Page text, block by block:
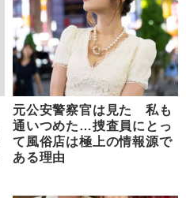
元公安警察官は見た 私も
通いつめた…捜査員にとっ
て風俗店は極上の情報源で
ある理由